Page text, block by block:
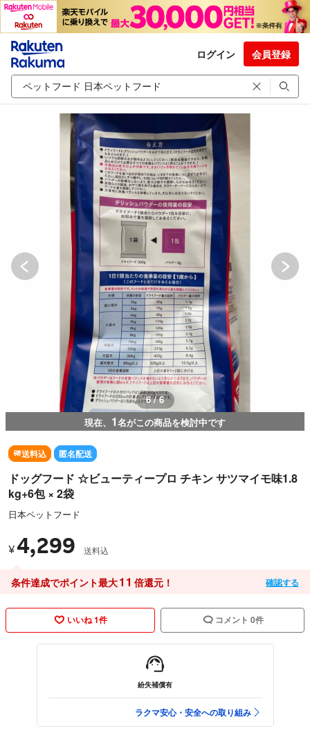
ログイン 会員登録
6 / 6
現在、 1名がこの商品を検討中です
送料込 匿名配送
ドッグフード ☆ビューティープロ チキン サツマイモ味1.8
kg+6包 × 2袋
日本ペットフード
¥4,299 送料込
条件達成でポイント最大11 倍還元！ 確認する
いいね 1件 コメント 0件
紛失補償有
ラクマ安心・安全への取り組み